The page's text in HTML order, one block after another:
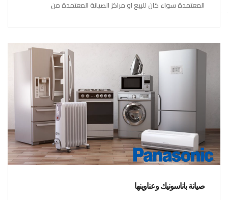
المعتمدة سواء كان للبيع او مراكز الصيانة المعتمدة من
صيانة باناسونيك وعناوينها